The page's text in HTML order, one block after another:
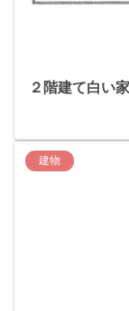
２階建て白い家
建物